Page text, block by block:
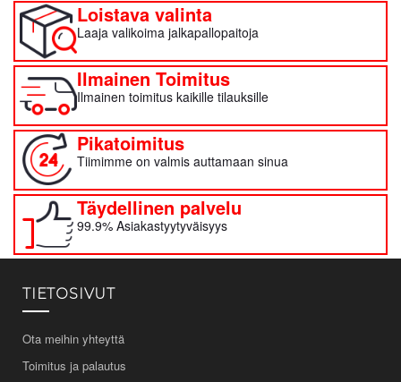
Loistava valinta
Laaja valikoima jalkapallopaitoja
Ilmainen Toimitus
Ilmainen toimitus kaikille tilauksille
Pikatoimitus
Tiimimme on valmis auttamaan sinua
Täydellinen palvelu
99.9% Asiakastyytyväisyys
TIETOSIVUT
Ota meihin yhteyttä
Toimitus ja palautus